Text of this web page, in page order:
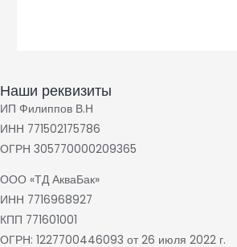
Наши реквизиты
ИП Филиппов В.Н
ИНН 771502175786
ОГРН 305770000209365
ООО «ТД АкваБак»
ИНН 7716968927
КПП 771601001
ОГРН: 1227700446093 от 26 июля 2022 г.